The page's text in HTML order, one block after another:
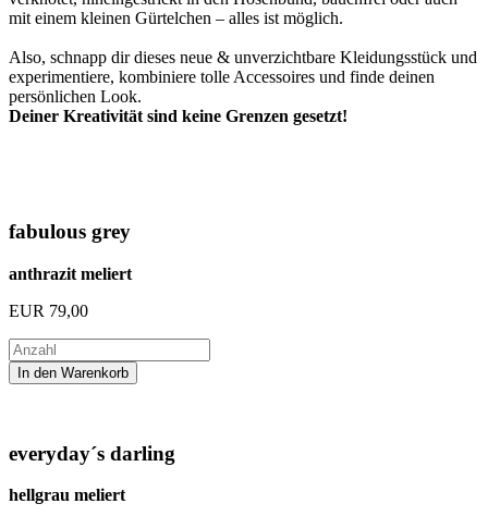
mit einem kleinen Gürtelchen – alles ist möglich.
Also, schnapp dir dieses neue & unverzichtbare Kleidungsstück und
experimentiere, kombiniere tolle Accessoires und finde deinen
persönlichen Look.
Deiner Kreativität sind keine Grenzen gesetzt!
fabulous grey
anthrazit meliert
EUR 79,00
everyday´s darling
hellgrau meliert